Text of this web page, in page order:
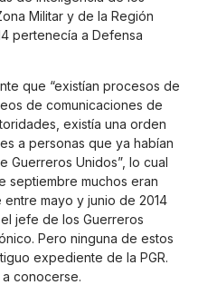
Militar y de la Región
pertenecía a Defensa
que “existían procesos de
de comunicaciones de
existía una orden
a personas que ya habían
Guerreros Unidos”, lo cual
septiembre muchos eran
mayo y junio de 2014
jefe de los Guerreros
Pero ninguna de estos
expediente de la PGR.
conocerse.